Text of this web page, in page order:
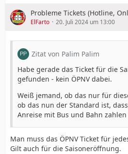
Probleme Tickets (Hotline,
ElFarto 20. Juli 2024 um 13:00
Zitat von Palim Palim
Habe gerade das Ticket für die
gefunden - kein ÖPNV dabei.
Weiß jemand, ob das nur für
ob das nun der Standard ist,
Anreise mit Bus und Bahn zahlen
Man muss das ÖPNV Ticket für
Gilt auch für die Saisoneröffnung.